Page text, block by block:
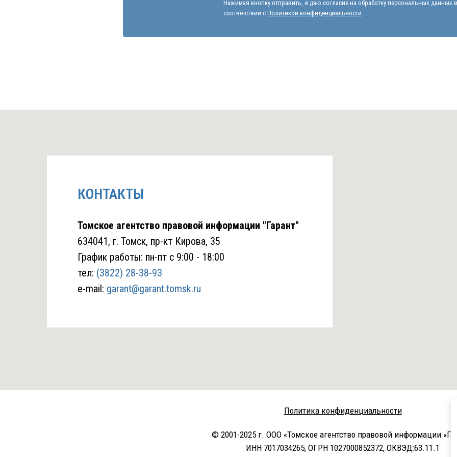
Нажимая кнопку отправить, я даю согласие на обработку персональных данных в
соответствии с Политикой конфиденциальности.
КОНТАКТЫ
Томское агентство правовой информации "Гарант"
634041, г. Томск, пр-кт Кирова, 35
График работы: пн-пт с 9:00 - 18:00
тел: (3822) 28-38-93
e-mail: garant@garant.tomsk.ru
© 2001-2025 г. ООО «Томское агентство правовой информации
ИНН 7017034265, ОГРН 1027000852372, ОКВЭД:63.11.1
Политика конфиденциальности